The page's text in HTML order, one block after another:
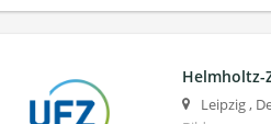
Helmholtz-
Leipzig,